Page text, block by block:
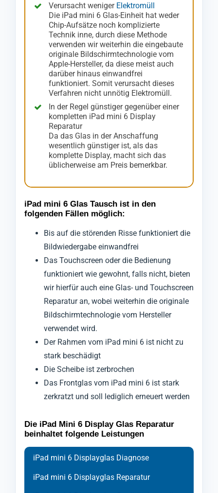
Verursacht weniger Elektromüll
Die iPad mini 6 Glas-Einheit hat weder
Chip-Aufsätze noch komplizierte
Technik inne, durch diese Methode
verwenden wir weiterhin die eingebaute
originale Bildschirmtechnologie vom
Apple-Hersteller, da diese meist auch
darüber hinaus einwandfrei
funktioniert. Somit verursacht dieses
Verfahren nicht unnötig Elektromüll.
In der Regel günstiger gegenüber einer
kompletten iPad mini 6 Display
Reparatur
Da das Glas in der Anschaffung
wesentlich günstiger ist, als das
komplette Display, macht sich das
üblicherweise am Preis bemerkbar.
iPad mini 6 Glas Tausch ist in den
folgenden Fällen möglich:
Bis auf die störenden Risse funktioniert die
Bildwiedergabe einwandfrei
Das Touchscreen oder die Bedienung
funktioniert wie gewohnt, falls nicht, bieten
wir hierfür auch eine Glas- und Touchscreen
Reparatur an, wobei weiterhin die originale
Bildschirmtechnologie vom Hersteller
verwendet wird.
Der Rahmen vom iPad mini 6 ist nicht zu
stark beschädigt
Die Scheibe ist zerbrochen
Das Frontglas vom iPad mini 6 ist stark
zerkratzt und soll lediglich erneuert werden
Die iPad Mini 6 Display Glas Reparatur
beinhaltet folgende Leistungen
iPad mini 6 Displayglas Diagnose
iPad mini 6 Displayglas Reparatur